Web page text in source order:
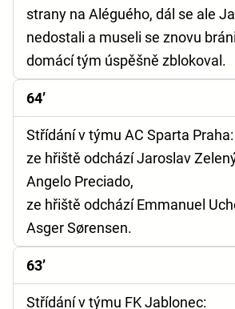
strany na Aléguého, dál se ale
nedostali a museli se znovu
domácí tým úspěšně zblokoval.
64’
Střídání v týmu AC Sparta Praha:
ze hřiště odchází Jaroslav
Angelo Preciado,
ze hřiště odchází Emmanuel
Asger Sørensen.
63’
Střídání v týmu FK Jablonec: